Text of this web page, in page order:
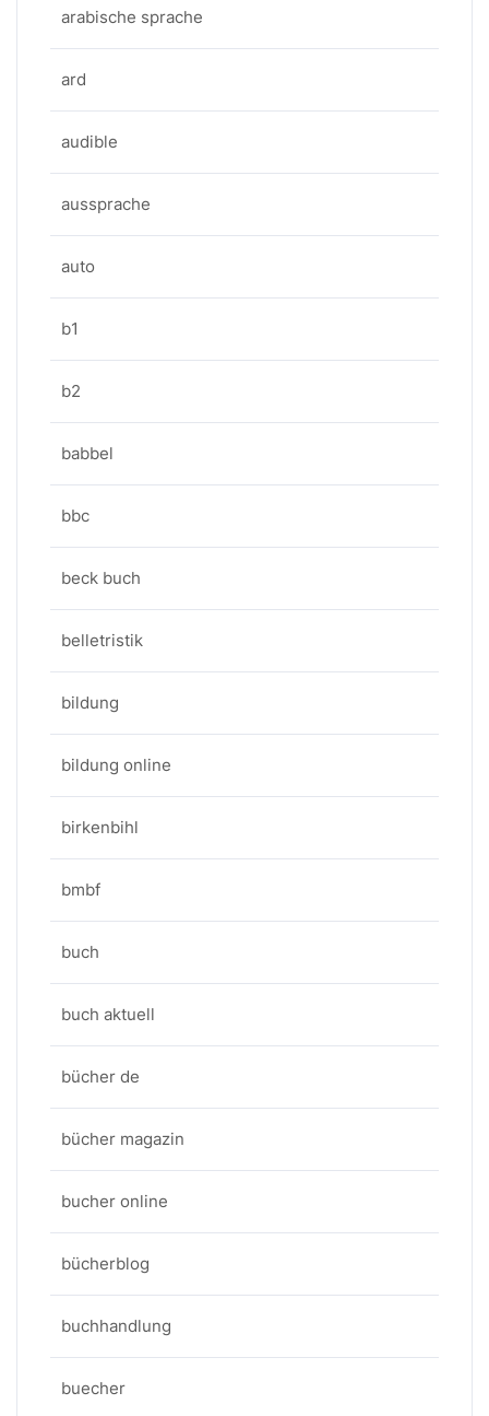
arabische sprache
ard
audible
aussprache
auto
b1
b2
babbel
bbc
beck buch
belletristik
bildung
bildung online
birkenbihl
bmbf
buch
buch aktuell
bücher de
bücher magazin
bucher online
bücherblog
buchhandlung
buecher